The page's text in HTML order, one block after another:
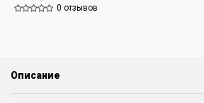
0 отзывов
Описание